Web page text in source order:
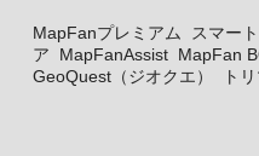
MapFanプレミアム
スマー
ア
MapFanAssist MapFan
GeoQuest（ジオクエ）
ト